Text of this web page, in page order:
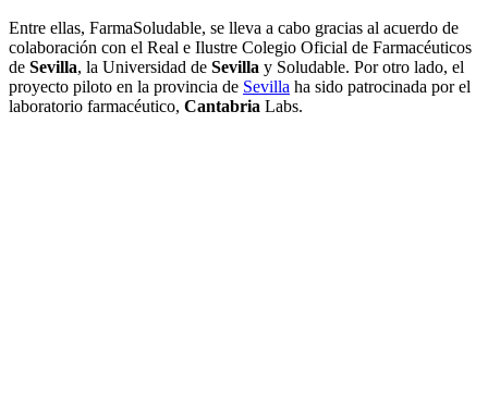
Entre ellas, FarmaSoludable, se lleva a cabo gracias al acuerdo de
colaboración con el Real e Ilustre Colegio Oficial de Farmacéuticos
de Sevilla, la Universidad de Sevilla y Soludable. Por otro lado, el
proyecto piloto en la provincia de Sevilla ha sido patrocinada por el
laboratorio farmacéutico, Cantabria Labs.